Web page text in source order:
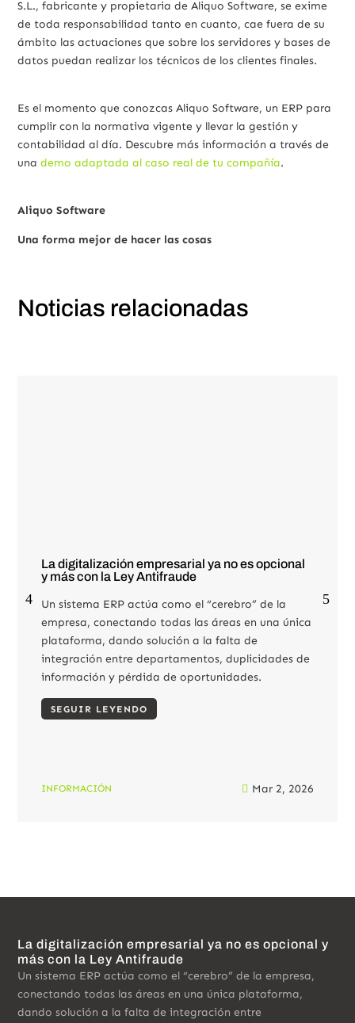
S.L., fabricante y propietaria de Aliquo Software, se exime
de toda responsabilidad tanto en cuanto, cae fuera de su
ámbito las actuaciones que sobre los servidores y bases de
datos puedan realizar los técnicos de los clientes finales.
Es el momento que conozcas Aliquo Software, un ERP para
cumplir con la normativa vigente y llevar la gestión y
contabilidad al día. Descubre más información a través de
unademo adaptada al caso real de tu compañía.
Aliquo Software
Una forma mejor de hacer las cosas
Noticias relacionadas
La digitalización empresarial ya no es opcional
y más con la Ley Antifraude
Un sistema ERP actúa como el “cerebro” de la
empresa, conectando todas las áreas en una única
plataforma, dando solución a la falta de
integración entre departamentos, duplicidades de
información y pérdida de oportunidades.
SEGUIR LEYENDO
INFORMACIÓN  Mar 2, 2026
La digitalización empresarial ya no es opcional y
más con la Ley Antifraude
Un sistema ERP actúa como el “cerebro” de la empresa,
conectando todas las áreas en una única plataforma,
dando solución a la falta de integración entre